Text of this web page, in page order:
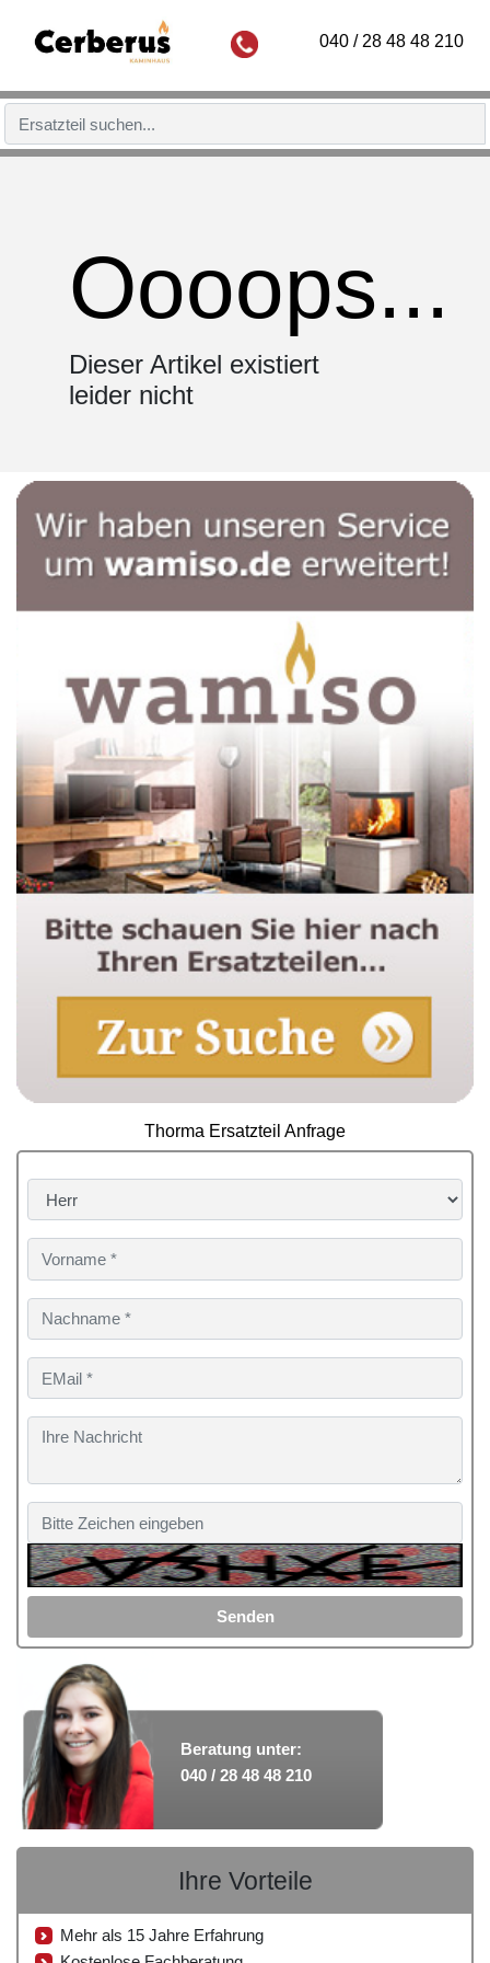
040 / 28 48 48 210
Oooops...
Dieser Artikel existiert
leider nicht
Thorma Ersatzteil Anfrage
Senden
Beratung unter:
040 / 28 48 48 210
Ihre Vorteile
Mehr als 15 Jahre Erfahrung